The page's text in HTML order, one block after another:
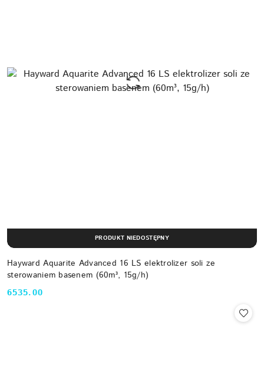
Hayward Aquarite Advanced 16 LS elektrolizer soli ze
sterowaniem basenem (60m³, 15g/h)
Cena:
6535.00
PRODUKT NIEDOSTĘPNY